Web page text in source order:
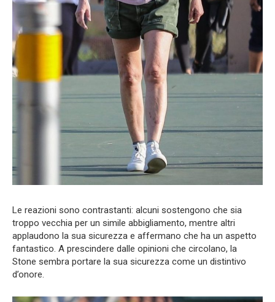
Le reazioni sono contrastanti: alcuni sostengono che sia
troppo vecchia per un simile abbigliamento, mentre altri
applaudono la sua sicurezza e affermano che ha un aspetto
fantastico. A prescindere dalle opinioni che circolano, la
Stone sembra portare la sua sicurezza come un distintivo
d’onore.